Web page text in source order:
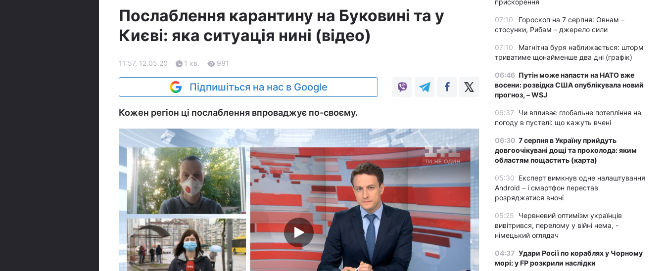
Послаблення карантину на Буковині та у
Києві: яка ситуація нині (відео)
11:57, 12.05.20 1 хв. 981
Підпишіться на нас в Google
Кожен регіон ці послаблення впроваджує по-своєму.
прискорення
07:10
Гороскоп на 7 серпня: Овнам –
стосунки, Рибам – джерело сили
07:10
Магнітна буря наближається: шторм
триватиме щонайменше два дні (графік)
06:46 Путін може напасти на НАТО вже
восени: розвідка США опублікувала новий
прогноз, – WSJ
06:37
Чи впливає глобальне потепління на
погоду в пустелі: що кажуть вчені
06:30 7 серпня в Україну прийдуть
довгоочікувані дощі та прохолода: яким
областям пощастить (карта)
05:30 Експерт вимкнув одне налаштування
Android – і смартфон перестав
розряджатися вночі
05:25
Червневий оптимізм українців
вивітрився, перелому у війні нема, -
німецький оглядач
04:37 Удари Росії по кораблях у Чорному
морі: у FP розкрили наслідки